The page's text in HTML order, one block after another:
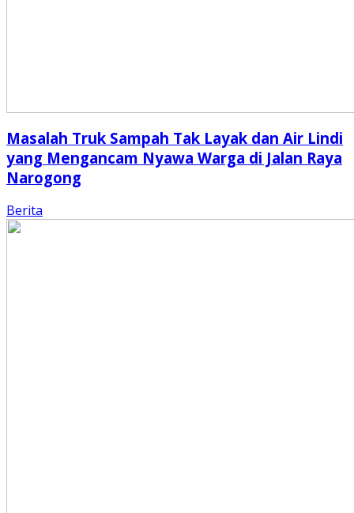
Masalah Truk Sampah Tak Layak dan Air Lindi
yang Mengancam Nyawa Warga di Jalan Raya
Narogong
Berita